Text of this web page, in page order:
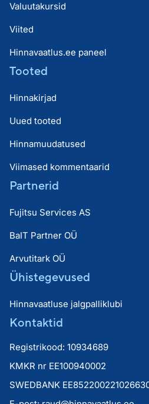
Valuutakursid
Viited
Hinnavaatlus.ee paneel
Tooted
Hinnakirjad
Uued tooted
Hinnamuudatused
Viimased kommentaarid
Partnerid
Fujitsu Services AS
BaIT Partner OÜ
Arvutitark OÜ
Ühistegevused
Hinnavaatluse jalgpalliklubi
Kontaktid
Registrikood: 10934689
KMKR nr EE100940002
SWEDBANK